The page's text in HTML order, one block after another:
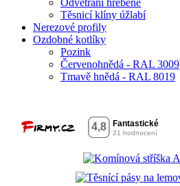
Odvětrání hřebene
Těsnicí klíny úžlabí
Nerezové profily
Ozdobné kotlíky
Pozink
Červenohnědá - RAL 3009
Tmavě hnědá - RAL 8019